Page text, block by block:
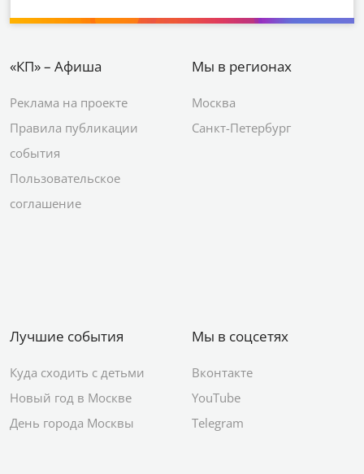
«КП» – Афиша
Реклама на проекте
Правила публикации
события
Пользовательское
соглашение
Мы в регионах
Москва
Санкт-Петербург
Лучшие события
Куда сходить с детьми
Новый год в Москве
День города Москвы
Мы в соцсетях
Вконтакте
YouTube
Telegram